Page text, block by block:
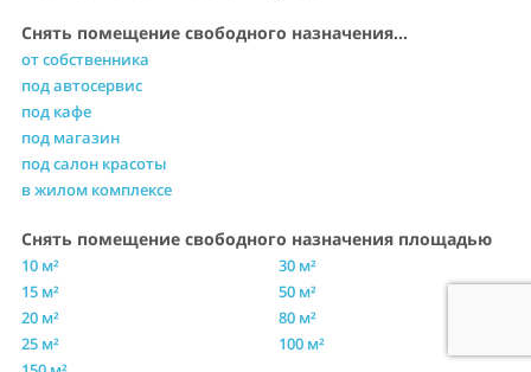
Снять помещение свободного назначения...
от собственника
под автосервис
под кафе
под магазин
под салон красоты
в жилом комплексе
Снять помещение свободного назначения площадью
10 м²
15 м²
20 м²
25 м²
30 м²
50 м²
80 м²
100 м²